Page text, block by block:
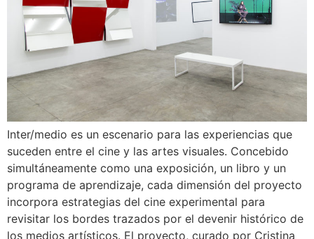
Inter/medio es un escenario para las experiencias que
suceden entre el cine y las artes visuales. Concebido
simultáneamente como una exposición, un libro y un
programa de aprendizaje, cada dimensión del proyecto
incorpora estrategias del cine experimental para
revisitar los bordes trazados por el devenir histórico de
los medios artísticos. El proyecto, curado por Cristina